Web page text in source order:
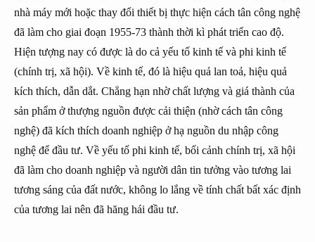
nhà máy mới hoặc thay đổi thiết bị thực hiện cách tân công nghệ
đã làm cho giai đoạn 1955-73 thành thời kì phát triển cao độ.
Hiện tượng nay có được là do cả yếu tố kinh tế và phi kinh tế
(chính trị, xã hội). Về kinh tế, đó là hiệu quả lan toả, hiệu quả
kích thích, dẫn dắt. Chẳng hạn nhờ chất lượng và giá thành của
sản phẩm ở thượng nguồn được cải thiện (nhờ cách tân công
nghệ) đã kích thích doanh nghiệp ở hạ nguồn du nhập công
nghệ để đầu tư. Về yếu tố phi kinh tế, bối cảnh chính trị, xã hội
đã làm cho doanh nghiệp và người dân tin tưởng vào tương lai
tương sáng của đất nước, không lo lắng về tính chất bất xác định
của tương lai nên đã hăng hái đầu tư.